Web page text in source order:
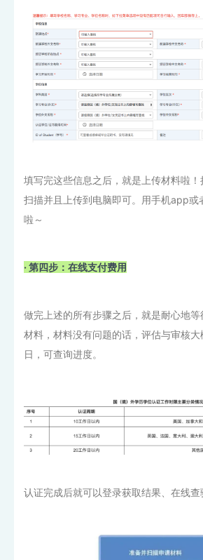
填写完这些信息之后，就是上传材料啦
扫描并且上传到电脑即可。用手机app或
啦～
· 第四步： 在线支付费用
做完上述的所有步骤之后，就是耐心地
材料，材料没有问题的话，评估与审核
日，可查询进度。
认证完成后就可以登录获取结果、在线查